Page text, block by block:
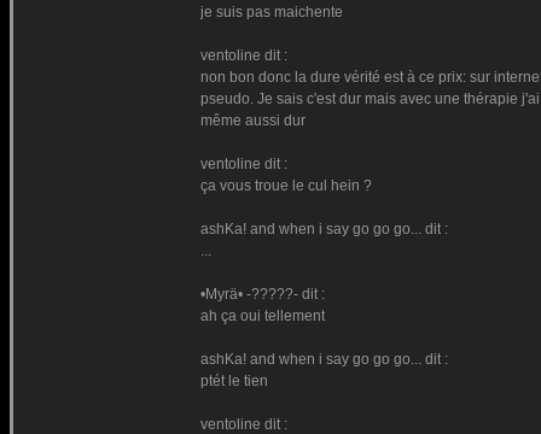
je suis pas maichente
ventoline dit :
non bon donc la dure vérité est à ce prix: sur
pseudo. Je sais c'est dur mais avec une thérapie
même aussi dur
ventoline dit :
ça vous troue le cul hein ?
ashKa! and when i say go go go... dit :
...
•Myrä• -?????- dit :
ah ça oui tellement
ashKa! and when i say go go go... dit :
ptét le tien
ventoline dit :